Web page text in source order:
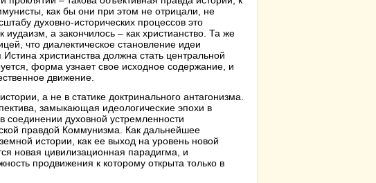
как бы они при этом не отрицали, не
духовно-исторических процессов это
а закончилось – как христианство. Та же
что диалектическое становление идеи
христианства должна стать центральной
форма узнает свое исходное содержание, и
движение.
а не в статике доктринального антагонизма.
замыкающая идеологические эпохи в
соединении духовной устремленности
правдой Коммунизма. Как дальнейшее
истории, как ее выход на уровень новой
новая цивилизационная парадигма, и
продвижения к которому открыта только в